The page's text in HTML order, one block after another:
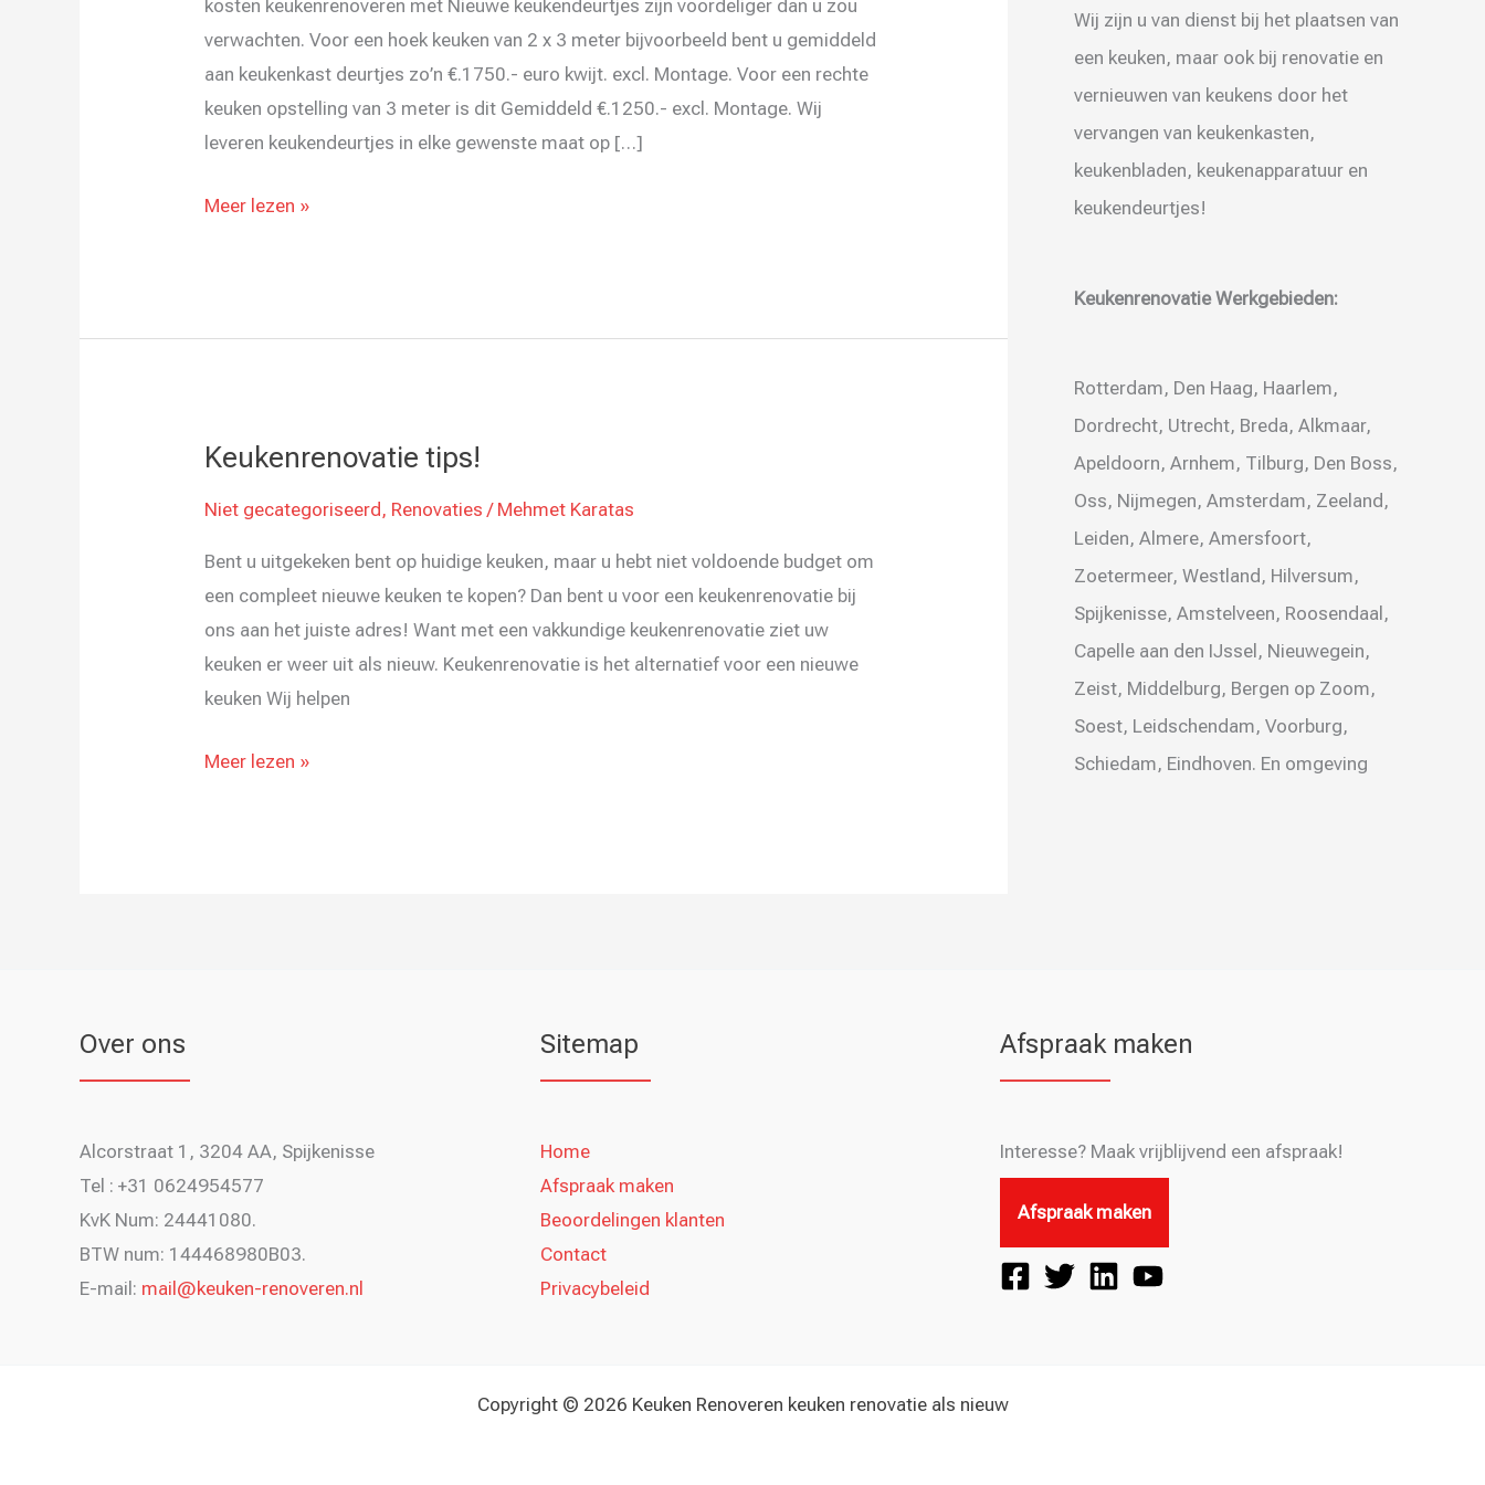
kosten keukenrenoveren met Nieuwe keukendeurtjes zijn voordeliger dan u zou
verwachten. Voor een hoek keuken van 2 x 3 meter bijvoorbeeld bent u gemiddeld
aan keukenkast deurtjes zo’n €.1750.- euro kwijt. excl. Montage. Voor een rechte
keuken opstelling van 3 meter is dit Gemiddeld €.1250.- excl. Montage. Wij
leveren keukendeurtjes in elke gewenste maat op […]
Meer lezen »
Keukenrenovatie tips!
Niet gecategoriseerd , Renovaties / Mehmet Karatas
Bent u uitgekeken bent op huidige keuken, maar u hebt niet voldoende budget om
een compleet nieuwe keuken te kopen? Dan bent u voor een keukenrenovatie bij
ons aan het juiste adres! Want met een vakkundige keukenrenovatie ziet uw
keuken er weer uit als nieuw. Keukenrenovatie is het alternatief voor een nieuwe
keuken Wij helpen
Keukenrenovatie
Meer lezen »
Wij zijn u van dienst bij het plaatsen van
een keuken, maar ook bij renovatie en
vernieuwen van keukens door het
vervangen van keukenkasten,
keukenbladen, keukenapparatuur en
keukendeurtjes!
Keukenrenovatie Werkgebieden:
Rotterdam, Den Haag, Haarlem,
Dordrecht, Utrecht, Breda, Alkmaar,
Apeldoorn, Arnhem, Tilburg, Den Boss,
Oss, Nijmegen, Amsterdam, Zeeland,
Leiden, Almere, Amersfoort,
Zoetermeer, Westland, Hilversum,
Spijkenisse, Amstelveen, Roosendaal,
Capelle aan den IJssel, Nieuwegein,
Zeist, Middelburg, Bergen op Zoom,
Soest, Leidschendam, Voorburg,
Schiedam, Eindhoven. En omgeving
Over ons
Alcorstraat 1, 3204 AA, Spijkenisse
Tel : +31 0624954577
KvK Num: 24441080.
BTW num: 144468980B03.
E-mail: mail@keuken-renoveren.nl
Sitemap
Home
Afspraak maken
Beoordelingen klanten
Contact
Privacybeleid
Afspraak maken
Interesse? Maak vrijblijvend een afspraak!
Afspraak maken
Copyright © 2026 Keuken Renoveren keuken renovatie als nieuw